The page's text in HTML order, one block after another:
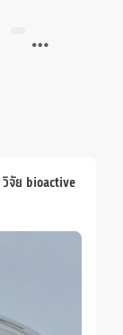
วิจัย bioactive